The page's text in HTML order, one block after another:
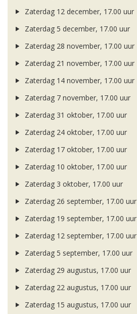
Zaterdag 12 december, 17.00 uur
Zaterdag 5 december, 17.00 uur
Zaterdag 28 november, 17.00 uur
Zaterdag 21 november, 17.00 uur
Zaterdag 14 november, 17.00 uur
Zaterdag 7 november, 17.00 uur
Zaterdag 31 oktober, 17.00 uur
Zaterdag 24 oktober, 17.00 uur
Zaterdag 17 oktober, 17.00 uur
Zaterdag 10 oktober, 17.00 uur
Zaterdag 3 oktober, 17.00 uur
Zaterdag 26 september, 17.00 uur
Zaterdag 19 september, 17.00 uur
Zaterdag 12 september, 17.00 uur
Zaterdag 5 september, 17.00 uur
Zaterdag 29 augustus, 17.00 uur
Zaterdag 22 augustus, 17.00 uur
Zaterdag 15 augustus, 17.00 uur